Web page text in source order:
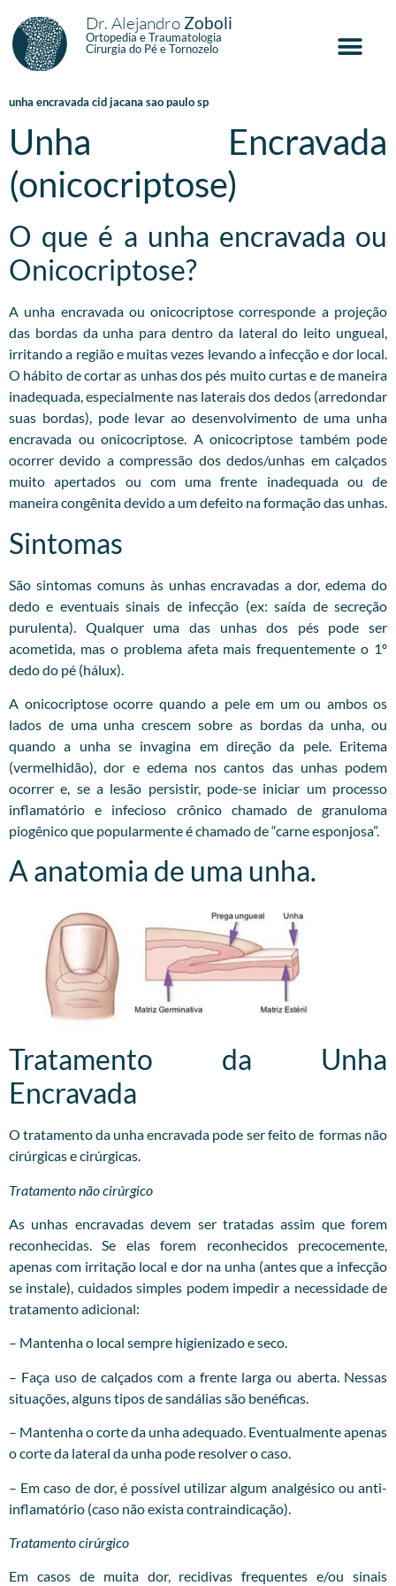
Dr. Alejandro Zoboli
Ortopedia e Traumatologia
Cirurgia do Pé e Tornozelo
unha encravada cid jacana sao paulo sp
Unha Encravada
(onicocriptose)
O que é a unha encravada ou
Onicocriptose?
A unha encravada ou onicocriptose corresponde a projeção
das bordas da unha para dentro da lateral do leito ungueal,
irritando a região e muitas vezes levando a infecção e dor local.
O hábito de cortar as unhas dos pés muito curtas e de maneira
inadequada, especialmente nas laterais dos dedos (arredondar
suas bordas), pode levar ao desenvolvimento de uma unha
encravada ou onicocriptose. A onicocriptose também pode
ocorrer devido a compressão dos dedos/unhas em calçados
muito apertados ou com uma frente inadequada ou de
maneira congênita devido a um defeito na formação das unhas.
Sintomas
São sintomas comuns às unhas encravadas a dor, edema do
dedo e eventuais sinais de infecção (ex: saída de secreção
purulenta). Qualquer uma das unhas dos pés pode ser
acometida, mas o problema afeta mais frequentemente o 1º
dedo do pé (hálux).
A onicocriptose ocorre quando a pele em um ou ambos os
lados de uma unha crescem sobre as bordas da unha, ou
quando a unha se invagina em direção da pele. Eritema
(vermelhidão), dor e edema nos cantos das unhas podem
ocorrer e, se a lesão persistir, pode-se iniciar um processo
inflamatório e infecioso crônico chamado de granuloma
piogênico que popularmente é chamado de “carne esponjosa”.
A anatomia de uma unha.
Tratamento da Unha
Encravada
O tratamento da unha encravada pode ser feito de formas não
cirúrgicas e cirúrgicas.
Tratamento não cirúrgico
As unhas encravadas devem ser tratadas assim que forem
reconhecidas. Se elas forem reconhecidos precocemente,
apenas com irritação local e dor na unha (antes que a infecção
se instale), cuidados simples podem impedir a necessidade de
tratamento adicional:
– Mantenha o local sempre higienizado e seco.
– Faça uso de calçados com a frente larga ou aberta. Nessas
situações, alguns tipos de sandálias são benéficas.
– Mantenha o corte da unha adequado. Eventualmente apenas
o corte da lateral da unha pode resolver o caso.
– Em caso de dor, é possível utilizar algum analgésico ou anti-
inflamatório (caso não exista contraindicação).
Tratamento cirúrgico
Em casos de muita dor, recidivas frequentes e/ou sinais